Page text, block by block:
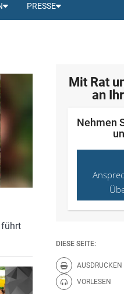
PRESSE
Mit Rat
an
Nehmen
DIESE SEITE:
AUSDRUCKEN
Diese
VORLESEN
Diese